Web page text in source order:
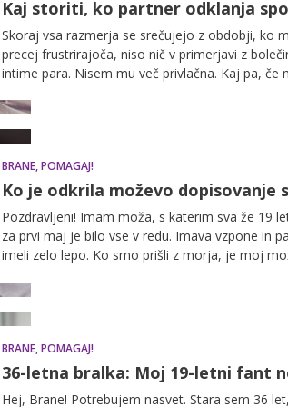
Kaj storiti, ko partner odklanja
Skoraj vsa razmerja se srečujejo z obdobji, ko
precej frustrirajoča, niso nič v primerjavi z
intime para. Nisem mu več privlačna. Kaj pa, če
odnosu trpijo zaradi pomanjkanja spolnosti.
BRANE, POMAGAJ!
Ko je odkrila moževo dopisovanje
Pozdravljeni! Imam moža, s katerim sva že 19
za prvi maj je bilo vse v redu. Imava vzpone in
imeli zelo lepo. Ko smo prišli z morja, je moj
izbrisanimi e-maili, sem našla dopisovanje s
da bosta naslednje leto za prvi maj skupaj
komaj čaka sredo in seveda službo. V tistem
sem sosedo, da odpelje hčeri k moji mami,
prišel, je takoj opazil, da otrok ni. Rekla sem
BRANE, POMAGAJ!
36-letna bralka: Moj 19-letni fant
Hej, Brane! Potrebujem nasvet. Stara sem 36